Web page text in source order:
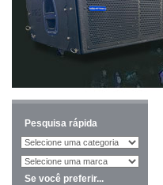
Pesquisa rápida
Se você preferir...